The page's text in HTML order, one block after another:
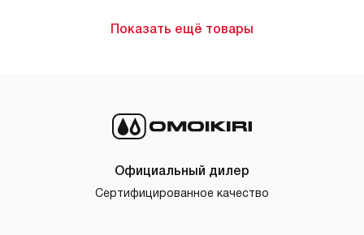
Показать ещё товары
Официальный дилер
Сертифицированное качество